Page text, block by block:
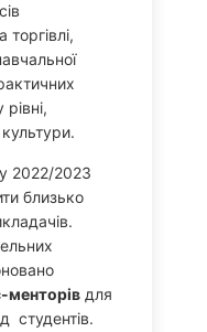
2022/2023
близько
менторів для
студентів.